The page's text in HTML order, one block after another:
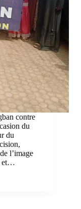
contre
du
du
l’image
et…